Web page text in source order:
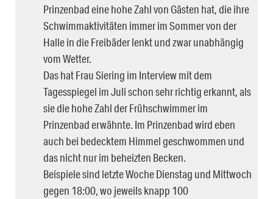
Prinzenbad eine hohe Zahl von Gästen hat, die ihre
Schwimmaktivitäten immer im Sommer von der
Halle in die Freibäder lenkt und zwar unabhängig
vom Wetter.
Das hat Frau Siering im Interview mit dem
Tagesspiegel im Juli schon sehr richtig erkannt, als
sie die hohe Zahl der Frühschwimmer im
Prinzenbad erwähnte. Im Prinzenbad wird eben
auch bei bedecktem Himmel geschwommen und
das nicht nur im beheizten Becken.
Beispiele sind letzte Woche Dienstag und Mittwoch
gegen 18:00, wo jeweils knapp 100